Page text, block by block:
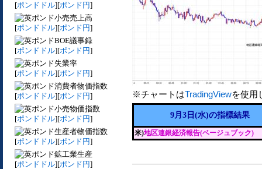
[ポンドドル][ポンド円]
小売売上高
[ポンドドル][ポンド円]
BOE議事録
[ポンドドル][ポンド円]
失業率
[ポンドドル][ポンド円]
消費者物価指数
[ポンドドル][ポンド円]
小売物価指数
[ポンドドル][ポンド円]
生産者物価指数
[ポンドドル][ポンド円]
鉱工業生産
[ポンドドル][ポンド円]
※チャートはTradingViewを使用
9月3日(水)の指標結果
米)地区連銀経済報告(ベージュブック)